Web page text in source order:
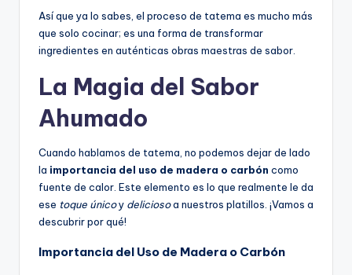
Así que ya lo sabes, el proceso de tatema es mucho más
que solo cocinar; es una forma de transformar
ingredientes en auténticas obras maestras de sabor.
La Magia del Sabor
Ahumado
Cuando hablamos de tatema, no podemos dejar de lado
la importancia del uso de madera o carbón como
fuente de calor. Este elemento es lo que realmente le da
ese toque únicoy deliciosoa nuestros platillos. ¡Vamos a
descubrir por qué!
Importancia del Uso de Madera o Carbón